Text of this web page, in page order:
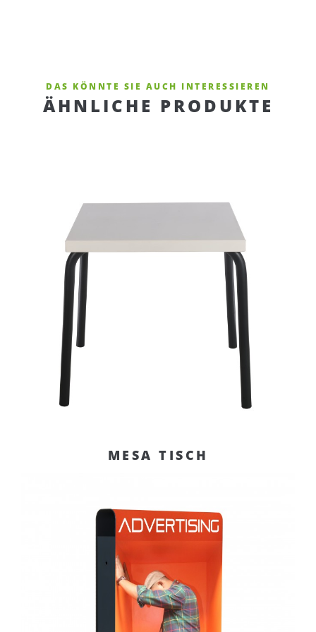
DAS KÖNNTE SIE AUCH INTERESSIEREN
ÄHNLICHE PRODUKTE
MESA TISCH